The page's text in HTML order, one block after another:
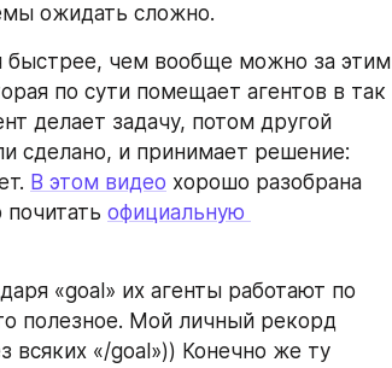
ожидать сложно.
быстрее, чем вообще можно за этим
по сути помещает агентов в так
делает задачу, потом другой
сделано, и принимает решение:
В этом видео хорошо разобрана
официальную
«goal» их агенты работают по
полезное. Мой личный рекорд
всяких «/goal»)) Конечно же ту